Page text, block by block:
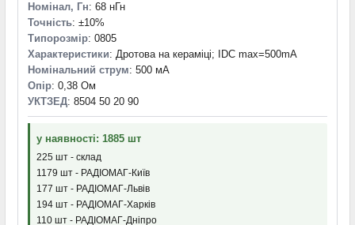
Номінал, Гн: 68 нГн
Точність: ±10%
Типорозмір: 0805
Характеристики: Дротова на кераміці; IDC max=500mA
Номінальний струм: 500 мА
Опір: 0,38 Ом
УКТЗЕД: 8504 50 20 90
у наявності: 1885 шт
225 шт - склад
1179 шт - РАДІОМАГ-Київ
177 шт - РАДІОМАГ-Львів
194 шт - РАДІОМАГ-Харків
110 шт - РАДІОМАГ-Дніпро